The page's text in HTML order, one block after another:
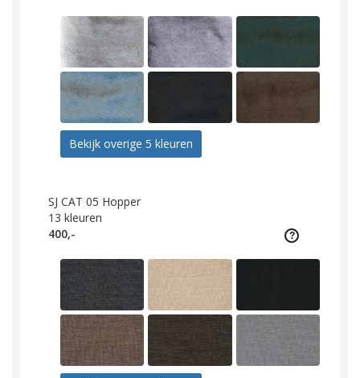
Bekijk overige 5 kleuren
SJ CAT 05 Hopper
13 kleuren
400,-